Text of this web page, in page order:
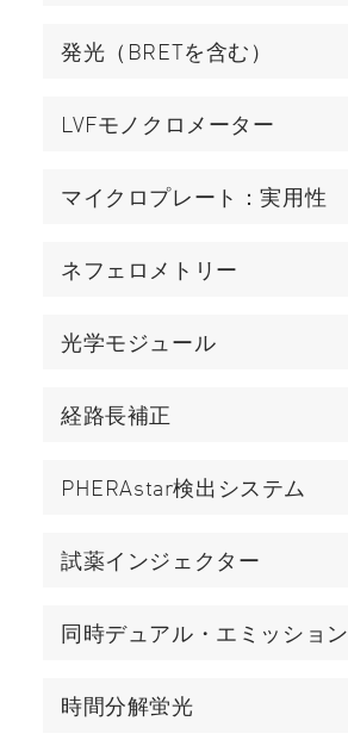
発光（BRETを含む）
LVFモノクロメーター
マイクロプレート：実用性
ネフェロメトリー
光学モジュール
経路長補正
PHERAstar検出システム
試薬インジェクター
同時デュアル・エミッション
時間分解蛍光